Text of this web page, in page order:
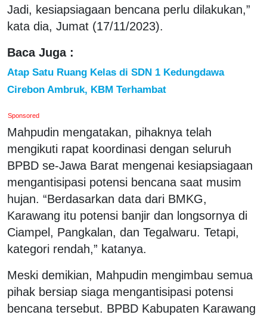
Jadi, kesiapsiagaan bencana perlu dilakukan,”
kata dia, Jumat (17/11/2023).
Baca Juga :
Atap Satu Ruang Kelas di SDN 1 Kedungdawa
Cirebon Ambruk, KBM Terhambat
Sponsored
Mahpudin mengatakan, pihaknya telah
mengikuti rapat koordinasi dengan seluruh
BPBD se-Jawa Barat mengenai kesiapsiagaan
mengantisipasi potensi bencana saat musim
hujan. “Berdasarkan data dari BMKG,
Karawang itu potensi banjir dan longsornya di
Ciampel, Pangkalan, dan Tegalwaru. Tetapi,
kategori rendah,” katanya.
Meski demikian, Mahpudin mengimbau semua
pihak bersiap siaga mengantisipasi potensi
bencana tersebut. BPBD Kabupaten Karawang